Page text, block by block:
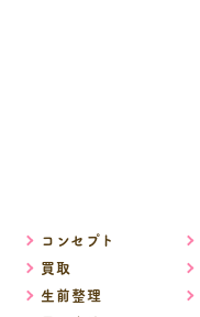
コンセプト
買取
生前整理